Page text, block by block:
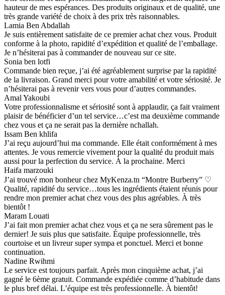
hauteur de mes espérances. Des produits originaux et de qualité, une
très grande variété de choix à des prix très raisonnables.
Lamia Ben Abdallah
Je suis entièrement satisfaite de ce premier achat chez vous. Produit
conforme à la photo, rapidité d’expédition et qualité de l’emballage.
Je n’hésiterai pas à commander de nouveau sur ce site.
Sonia ben lotfi
Commande bien reçue, j’ai été agréablement surprise par la rapidité
de la livraison. Grand merci pour votre amabilité et votre sériosité. Je
n’hésiterai pas à revenir vers vous pour d’autres commandes.
Amal Yakoubi
Votre professionnalisme et sériosité sont à applaudir, ça fait vraiment
plaisir de bénéficier d’un tel service…c’est ma deuxième commande
chez vous et ça ne serait pas la dernière nchallah.
Issam Ben khlifa
J’ai reçu aujourd’hui ma commande. Elle était conformément à mes
attentes. Je vous remercie vivement pour la qualité du produit mais
aussi pour la perfection du service. À la prochaine. Merci
Haifa marzouki
J’ai trouvé mon bonheur chez MyKenza.tn “Montre Burberry” ♡
Qualité, rapidité du service…tous les ingrédients étaient réunis pour
rendre mon premier achat chez vous des plus agréables. À très
bientôt !
Maram Louati
J’ai fait mon premier achat chez vous et ça ne sera sûrement pas le
dernier! Je suis plus que satisfaite. Équipe professionnelle, très
courtoise et un livreur super sympa et ponctuel. Merci et bonne
continuation.
Nadine Rwihmi
Le service est toujours parfait. Après mon cinquième achat, j’ai
gagné le 6ème gratuit. Commande expédiée comme d’habitude dans
le plus bref délai. L’équipe est très professionnelle. À bientôt!